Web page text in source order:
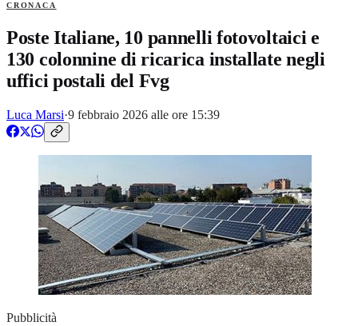
CRONACA
Poste Italiane, 10 pannelli fotovoltaici e
130 colonnine di ricarica installate negli
uffici postali del Fvg
Luca Marsi·9 febbraio 2026 alle ore 15:39
Pubblicità